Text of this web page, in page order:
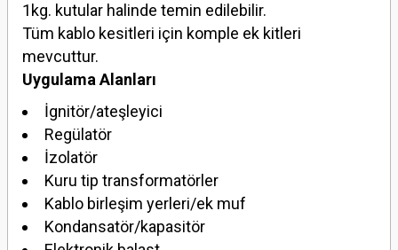
1kg. kutular halinde temin edilebilir.
Tüm kablo kesitleri için komple ek kitleri
mevcuttur.
Uygulama Alanları
İgnitör/ateşleyici
Regülatör
İzolatör
Kuru tip transformatörler
Kablo birleşim yerleri/ek muf
Kondansatör/kapasitör